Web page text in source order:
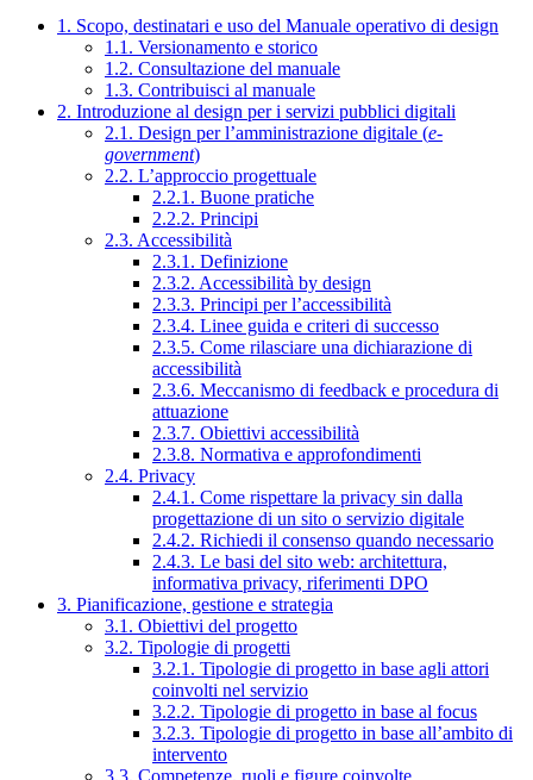
1. Scopo, destinatari e uso del Manuale operativo di design
1.1. Versionamento e storico
1.2. Consultazione del manuale
1.3. Contribuisci al manuale
2. Introduzione al design per i servizi pubblici digitali
2.1. Design per l’amministrazione digitale (e-
government)
2.2. L’approccio progettuale
2.2.1. Buone pratiche
2.2.2. Principi
2.3. Accessibilità
2.3.1. Definizione
2.3.2. Accessibilità by design
2.3.3. Principi per l’accessibilità
2.3.4. Linee guida e criteri di successo
2.3.5. Come rilasciare una dichiarazione di
accessibilità
2.3.6. Meccanismo di feedback e procedura di
attuazione
2.3.7. Obiettivi accessibilità
2.3.8. Normativa e approfondimenti
2.4. Privacy
2.4.1. Come rispettare la privacy sin dalla
progettazione di un sito o servizio digitale
2.4.2. Richiedi il consenso quando necessario
2.4.3. Le basi del sito web: architettura,
informativa privacy, riferimenti DPO
3. Pianificazione, gestione e strategia
3.1. Obiettivi del progetto
3.2. Tipologie di progetti
3.2.1. Tipologie di progetto in base agli attori
coinvolti nel servizio
3.2.2. Tipologie di progetto in base al focus
3.2.3. Tipologie di progetto in base all’ambito di
intervento
3.3. Competenze, ruoli e figure coinvolte